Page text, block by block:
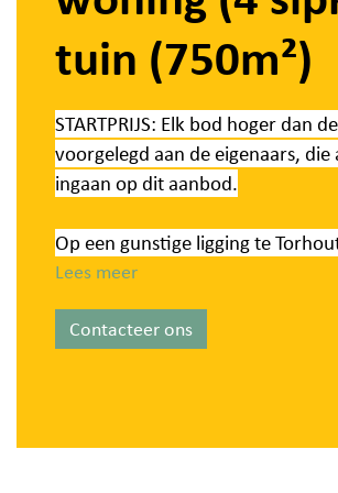
tuin (750m²)
STARTPRIJS: Elk bod hoger dan
voorgelegd aan de eigenaars,
ingaan op dit aanbod.
Op een gunstige ligging te
van het centrum en diverse
ruime en lichtrijke gezinswoning.
karaktervolle woning met 4
uitbouw, waarbij gebruik werd
materialen!
Lees meer
Contacteer ons